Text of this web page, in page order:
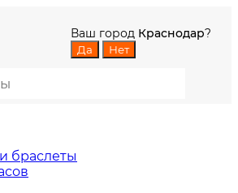
Ваш город Краснодар?
браслеты